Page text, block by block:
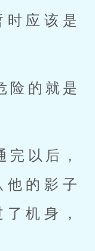
应该是
险的就是
完以后，
他的影子
机身，